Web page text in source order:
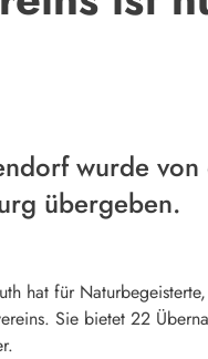
wurde
übergeben.
hat für
Sie bietet 22